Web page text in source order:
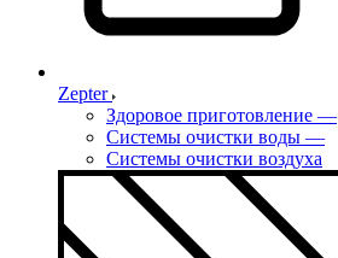
Zepter
Здоровое приготовление —
Системы очистки воды —
Системы очистки воздуха